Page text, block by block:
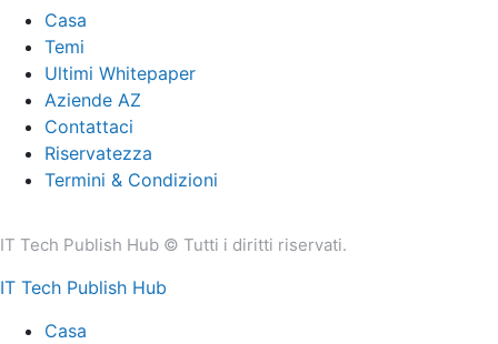
Casa
Temi
Ultimi Whitepaper
Aziende AZ
Contattaci
Riservatezza
Termini & Condizioni
IT Tech Publish Hub © Tutti i diritti riservati.
IT Tech Publish Hub
Casa